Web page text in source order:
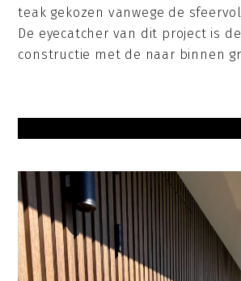
teak gekozen vanwege de
De eyecatcher van dit project is
constructie met de naar binnen